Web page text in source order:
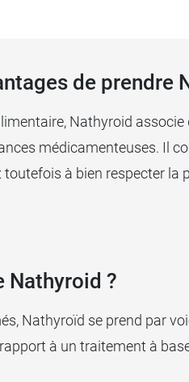
alimentaires
de prendre
Nathyroid
médicamenteuses. Il
toutefois à bien respecter
Nathyroid ?
Nathyroïd se prend par
à un traitement à